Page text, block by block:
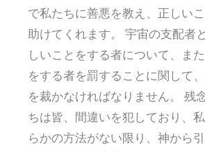
で私たちに善悪を教え、正しい
助けてくれます。 宇宙の支配者
しいことをする者について、ま
をする者を罰することに関して
を裁かなければなりません。 残
ちは皆、間違いを犯しており、
らかの方法がない限り、神から